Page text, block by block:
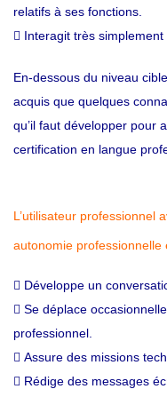
relatifs à ses fonctions.
 Interagit très
En-dessous du niveau
acquis que quelques
qu’il faut développer pour
certification en langue
L’utilisateur professionnel
autonomie professionnelle
 Développe un
 Se déplace
professionnel.
 Assure des missions
 Rédige des messages